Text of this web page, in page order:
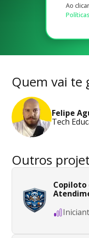
Ao
Quem vai te
Felipe
Tech
Outros
Copiloto